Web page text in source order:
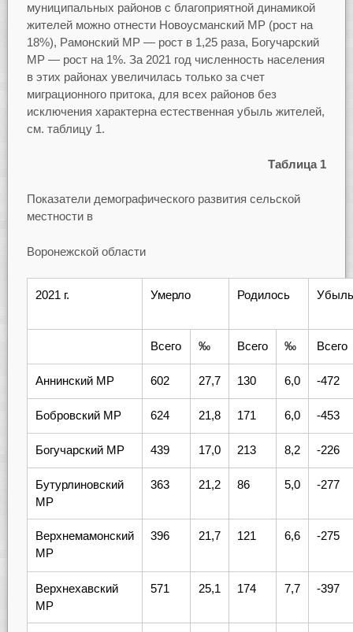
муниципальных районов с благоприятной динамикой
жителей можно отнести Новоусманский МР (рост на
18%), Рамонский МР — рост в 1,25 раза, Богучарский
МР — рост на 1%. За 2021 год численность населения
в этих районах увеличилась только за счет
миграционного притока, для всех районов без
исключения характерна естественная убыль жителей,
см. таблицу 1.
Таблица 1
Показатели демографического развития сельской
местности в
Воронежской области
2021 г. Умерло Родилось Убыль
Всего ‰ Всего ‰ Всего
Аннинский МР 602 27,7 130 6,0 -472
Бобровский МР 624 21,8 171 6,0 -453
Богучарский МР 439 17,0 213 8,2 -226
Бутурлиновский
МР
363 21,2 86 5,0 -277
Верхнемамонский
МР
396 21,7 121 6,6 -275
Верхнехавский
МР
571 25,1 174 7,7 -397